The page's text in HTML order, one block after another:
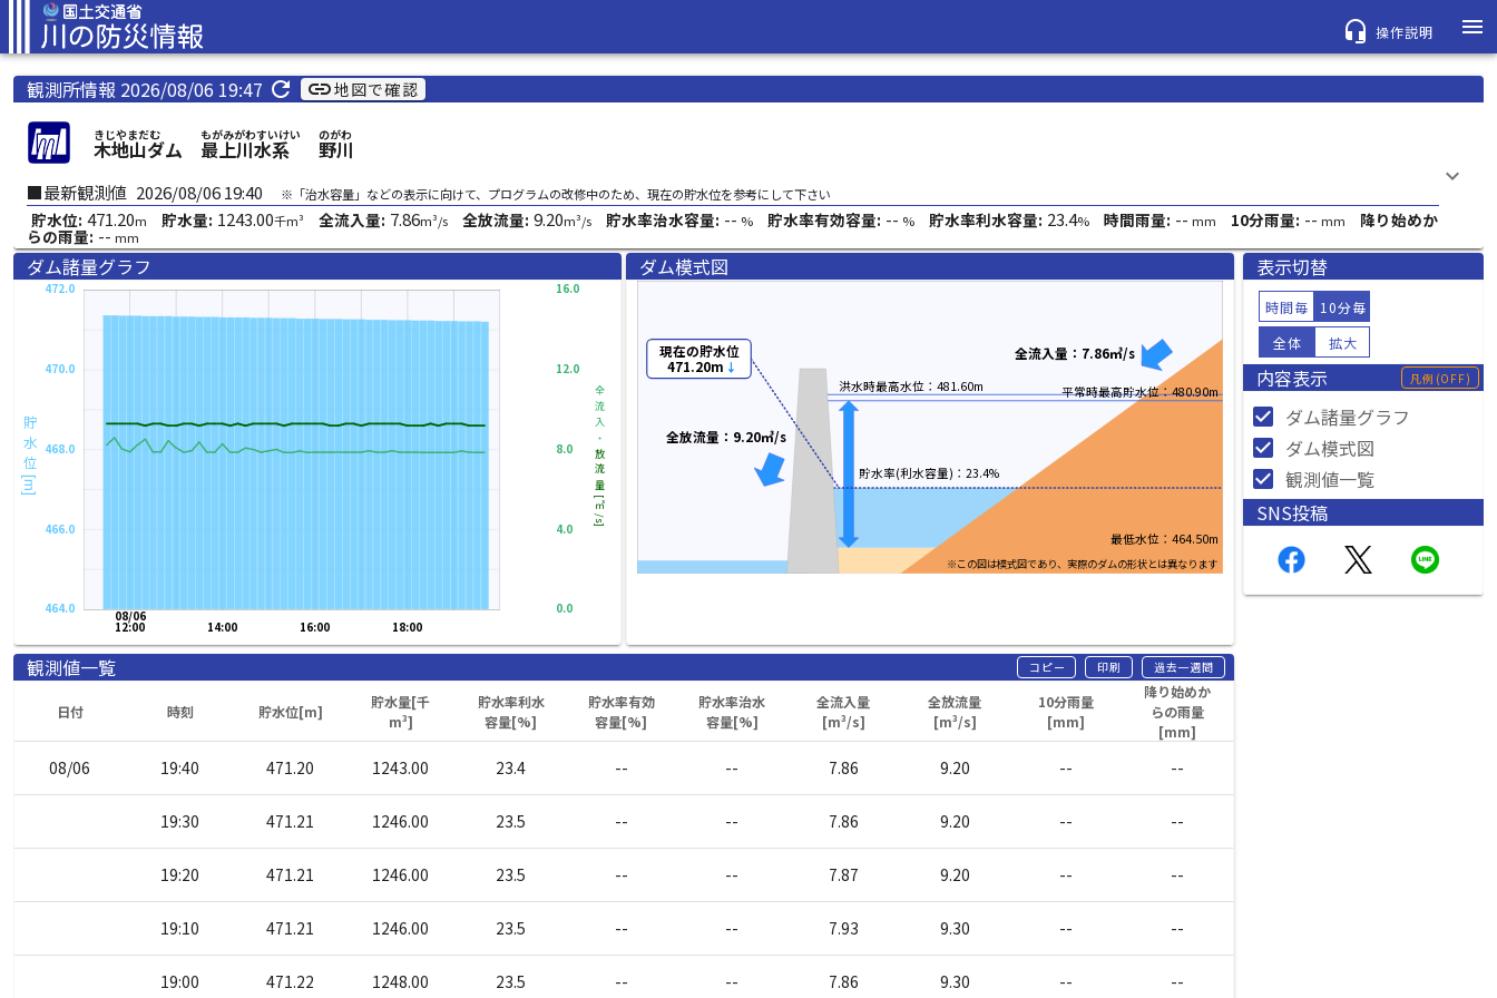
headset_mic 操作説明 menu
観測所情報 2026/08/06 19:47 refresh link地図で確認
きじやまだむ
木地山ダム
もがみがわすいけい
最上川水系
のがわ
野川
■最新観測値 2026/08/06 19:40 ※「治水容量」などの表示に向けて、プログラムの改修中のため、現在の貯水位を参考にして下さい
貯水位: 471.20m 貯水量: 1243.00千m³ 全流入量: 7.86m³/s 全放流量: 9.20m³/s 貯水率治水容量: -- % 貯水率有効容量: -- % 貯水率利水容量: 23.4% 時間雨量: -- mm 10分雨量: -- mm 降り始めか
らの雨量: -- mm
keyboard_arrow_down
ダム諸量グラフ
464.0
466.0
468.0
470.0
472.0
貯水位[m]
18:00
16:00
14:00
08/06
12:00
0.0
4.0
8.0
12.0
16.0
全流入・
放流量
[㎥/s]
ダム模式図
※この図は模式図であり、実際のダムの形状とは異なります
洪水時最高水位：481.60m 平常時最高貯水位：480.90m
最低水位：464.50m
貯水率(利水容量)：23.4%
現在の貯水位
471.20m ↓
全流入量：7.86㎥/s
全放流量：9.20㎥/s
観測値一覧 コピー 印刷 過去一週間
日付 時刻 貯水位[m]
貯水量[千
m³]
貯水率利水
容量[%]
貯水率有効
容量[%]
貯水率治水
容量[%]
全流入量
[m³/s]
全放流量
[m³/s]
10分雨量
[mm]
降り始めか
らの雨量
[mm]
08/06 19:40 471.20 1243.00 23.4 -- -- 7.86 9.20 -- --
19:30 471.21 1246.00 23.5 -- -- 7.86 9.20 -- --
19:20 471.21 1246.00 23.5 -- -- 7.87 9.20 -- --
19:10 471.21 1246.00 23.5 -- -- 7.93 9.30 -- --
19:00 471.22 1248.00 23.5 -- -- 7.86 9.30 -- --
表示切替
時間毎
10分毎
全体
拡大
内容表示 凡例 (OFF)
check_box ダム諸量グラフ
check_box ダム模式図
check_box 観測値一覧
SNS投稿